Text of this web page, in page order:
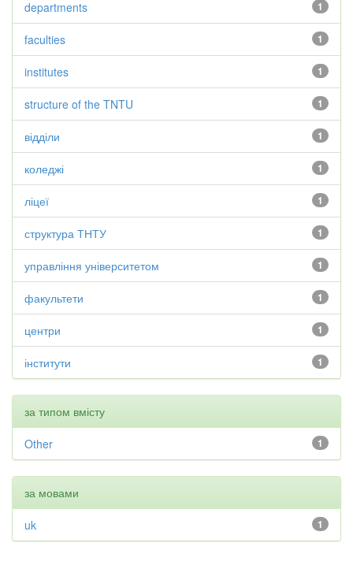
1
departments
1
faculties
1
institutes
1
structure of the TNTU
1
відділи
1
коледжі
1
ліцеї
1
структура ТНТУ
1
управління університетом
1
факультети
1
центри
1
інститути
за типом вмісту
1
Other
за мовами
1
uk